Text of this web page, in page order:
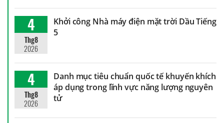
4
Thg8
2026
Khởi công Nhà máy điện mặt trời Dầu Tiếng
5
4
Thg8
2026
Danh mục tiêu chuẩn quốc tế khuyến khích
áp dụng trong lĩnh vực năng lượng nguyên
tử